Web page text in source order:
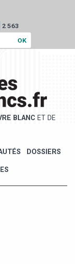
2 563
BLANC ET DE
DOSSIERS